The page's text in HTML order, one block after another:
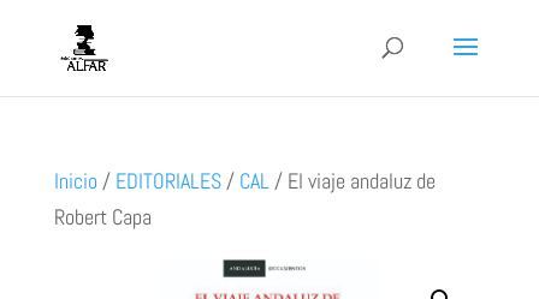
Inicio / EDITORIALES/ CAL/ El viaje andaluz de
Robert Capa